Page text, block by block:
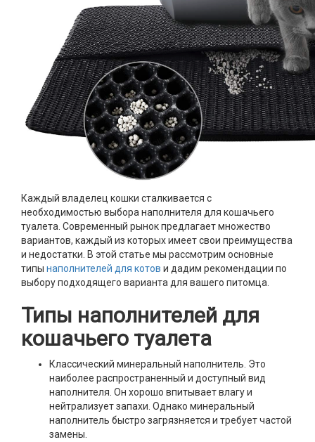
Каждый владелец кошки сталкивается с
необходимостью выбора наполнителя для кошачьего
туалета. Современный рынок предлагает множество
вариантов, каждый из которых имеет свои преимущества
и недостатки. В этой статье мы рассмотрим основные
типы наполнителей для котов и дадим рекомендации по
выбору подходящего варианта для вашего питомца.
Типы наполнителей для
кошачьего туалета
Классический минеральный наполнитель. Это
наиболее распространенный и доступный вид
наполнителя. Он хорошо впитывает влагу и
нейтрализует запахи. Однако минеральный
наполнитель быстро загрязняется и требует частой
замены.